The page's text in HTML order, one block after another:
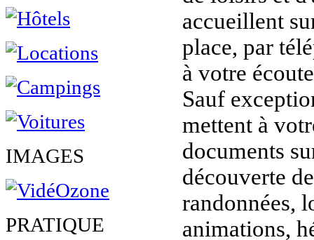
IMAGES
PRATIQUE
accueillent
place, par
à votre
Sauf
mettent à
documents
découverte
randonnées,
animations,